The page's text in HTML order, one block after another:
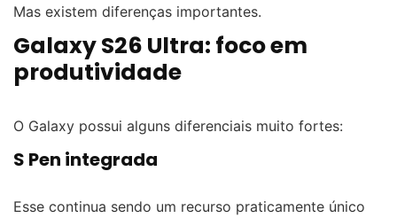
Mas existem diferenças importantes.
Galaxy S26 Ultra: foco em
produtividade
O Galaxy possui alguns diferenciais muito fortes:
S Pen integrada
Esse continua sendo um recurso praticamente único